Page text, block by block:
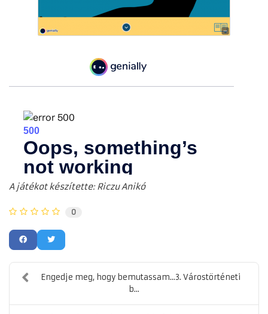
A játékot készítette: Riczu Anikó
0
Engedje meg, hogy bemutassam...3. Várostörténeti
b...